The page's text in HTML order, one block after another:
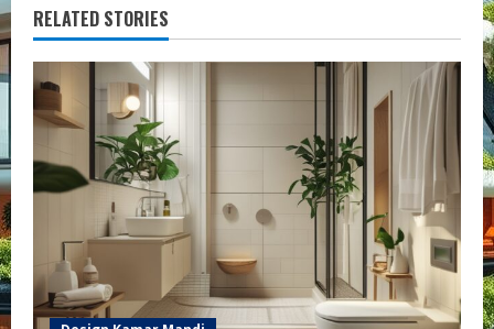
u
e
R
e
a
i
RELATED STORIES